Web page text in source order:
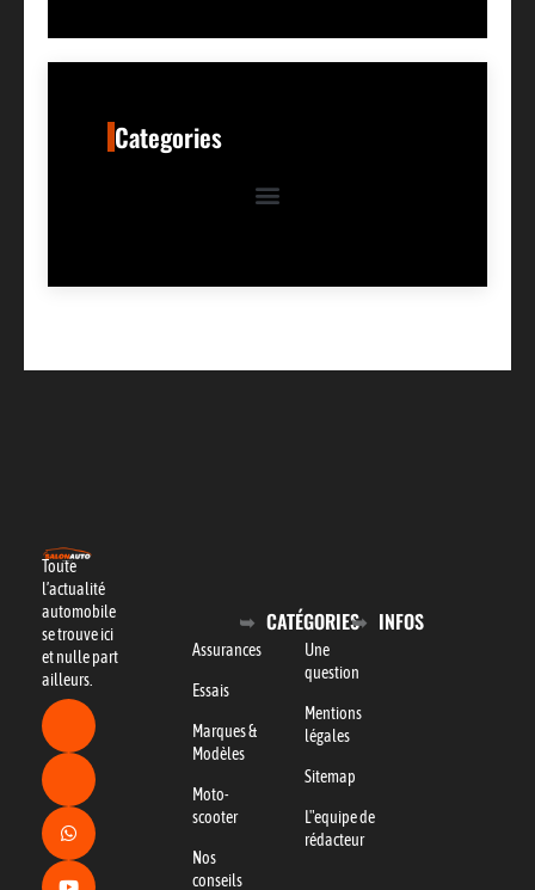
Categories
Toute
l’actualité
automobile
se trouve ici
et nulle part
ailleurs.
CATÉGORIES
Assurances
Essais
Marques &
Modèles
Moto-
scooter
Nos
conseils
INFOS
Une
question
Mentions
légales
Sitemap
L"equipe de
rédacteur